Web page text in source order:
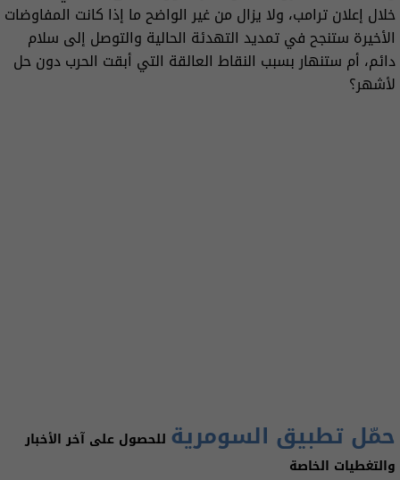
خلال إعلان ترامب، ولا يزال من غير الواضح ما إذا كانت المفاوضات
الأخيرة ستنجح في تمديد التهدئة الحالية والتوصل إلى سلام
دائم، أم ستنهار بسبب النقاط العالقة التي أبقت الحرب دون حل
لأشهر؟
حمّل تطبيق السومرية للحصول على آخر الأخبار
والتغطيات الخاصة